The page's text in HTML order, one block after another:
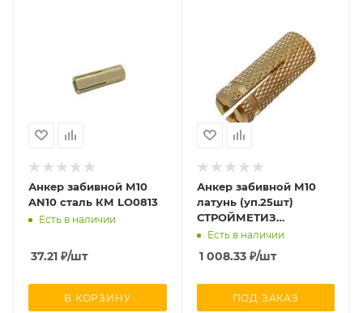
Анкер забивной М10
AN10 сталь КМ LO0813
Есть в наличии
37.21 ₽/шт
В КОРЗИНУ
Анкер забивной М10
латунь (уп.25шт)
СТРОЙМЕТИЗ
UTORM9689213
Есть в наличии
1 008.33₽/шт
ПОД ЗАКАЗ